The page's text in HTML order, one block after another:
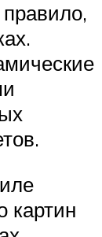
картин